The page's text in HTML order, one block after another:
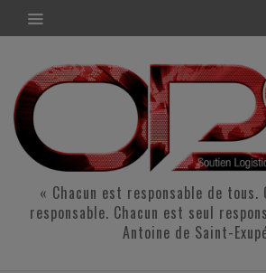
« Chacun est responsable de tous.
responsable. Chacun est seul
Antoine de Saint-